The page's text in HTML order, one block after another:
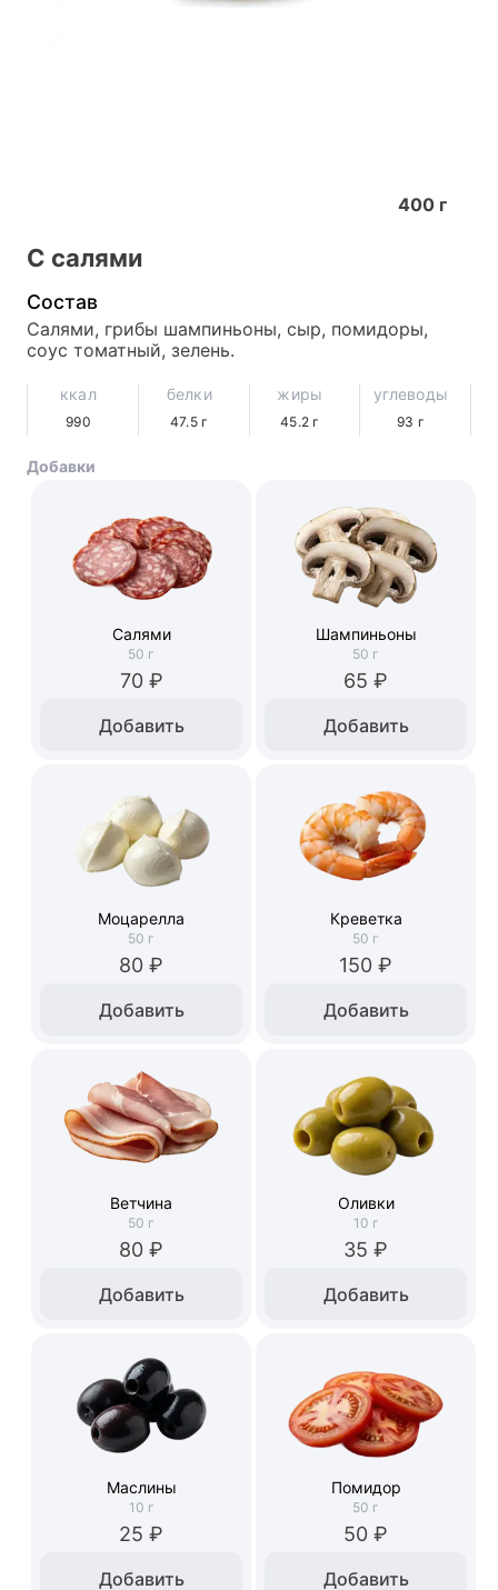
400 г
С салями
Состав
Салями, грибы шампиньоны, сыр, помидоры,
соус томатный, зелень.
ккал
990
белки
47.5г
жиры
45.2 г
углеводы
93 г
Добавки
Салями
50 г
70 ₽
Добавить
Шампиньоны
50 г
65 ₽
Добавить
Моцарелла
50 г
80 ₽
Добавить
Креветка
50 г
150 ₽
Добавить
Ветчина
50 г
80 ₽
Добавить
Оливки
10 г
35 ₽
Добавить
Маслины
10 г
25 ₽
Добавить
Помидор
50 г
50 ₽
Добавить